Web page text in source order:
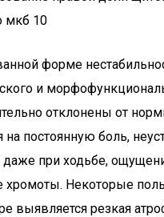
мкб 10
форме
и
отклонены от
постоянную боль,
при ходьбе,
хромоты. Некоторые
выявляется резкая